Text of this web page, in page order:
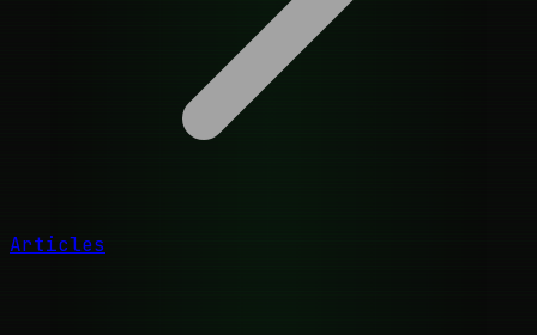
Articles